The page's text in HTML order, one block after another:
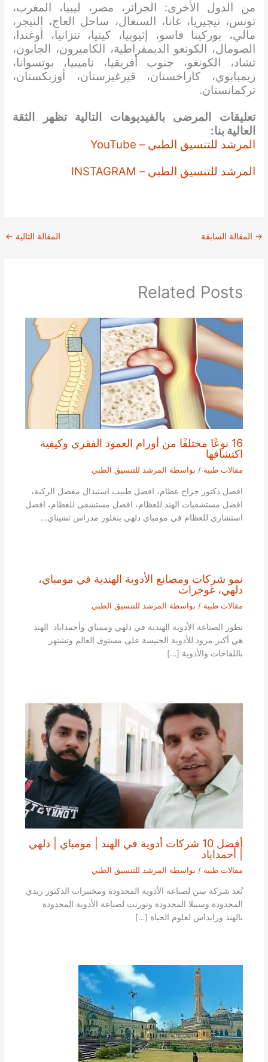
من الدول الأخرى: الجزائر، مصر، ليبيا، المغرب،
تونس، نيجيريا، غانا، السنغال، ساحل العاج، النيجر،
مالي، بوركينا فاسو، إثيوبيا، كينيا، تنزانيا، أوغندا،
الصومال، الكونغو الديمقراطية، الكاميرون، الجابون،
تشاد، الكونغو، جنوب أفريقيا، ناميبيا، بوتسوانا،
زيمبابوي، كازاخستان، قيرغيزستان، أوزبكستان،
تركمانستان.
تعليقات المرضى بالفيديوهات التالية تظهر الثقة
العالية بنا:
المرشد للتنسيق الطبي – YouTube
المرشد للتنسيق الطبي – INSTAGRAM
→ المقالة السابقة المقالة التالية ←
Related Posts
16 نوعًا مختلفًا من أورام العمود الفقري وكيفية
اكتشافها
مقالات طبية / بواسطة المرشد للتنسيق الطبي
افضل دكتور جراح عظام، افضل طبيب استبدال مفصل الركبة،
افضل مستشفيات الهند للعظام، افضل مستشفى للعظام، افضل
استشاري للعظام في مومباي دلهي بنغلور مدراس تشيناي…
نمو شركات ومصانع الأدوية الهندية في مومباي،
دلهي، غوجرات
مقالات طبية / بواسطة المرشد للتنسيق الطبي
تطور الصناعة الأدوية الهندية في دلهي وممباي وأحمداباد الهند
هي أكبر مزود للأدوية الجنيسة على مستوى العالم وتشتهر
باللقاحات والأدوية […]
أفضل 10 شركات أدوية في الهند | مومباي | دلهي
| أحمداباد
مقالات طبية / بواسطة المرشد للتنسيق الطبي
تُعد شركة سن لصناعة الأدوية المحدودة ومختبرات الدكتور ريدي
المحدودة وسيبلا المحدودة وتورنت لصناعة الأدوية المحدودة
بالهند وزايداس لعلوم الحياة […]